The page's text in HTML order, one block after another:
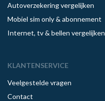
Autoverzekering vergelijken
Mobiel sim only & abonnement
Internet, tv & bellen vergelijken
KLANTENSERVICE
Veelgestelde vragen
Contact